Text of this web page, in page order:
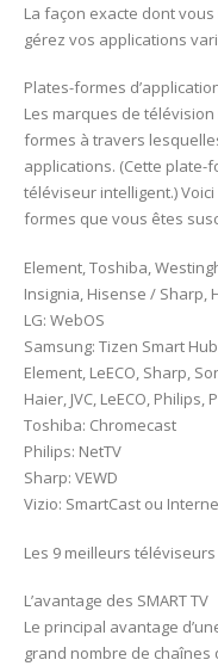
La façon exacte dont
gérez vos applications
Plates-formes
Les marques de
formes à travers
applications. (Cette plate-
téléviseur intelligent.)
formes que vous êtes
Element, Toshiba,
Insignia, Hisense / Sharp,
LG: WebOS
Samsung: Tizen Smart Hub
Element, LeECO, Sharp,
Haier, JVC, LeECO,
Toshiba: Chromecast
Philips: NetTV
Sharp: VEWD
Vizio: SmartCast ou
Les 9 meilleurs
L’avantage des SMART TV
Le principal avantage
grand nombre de chaînes